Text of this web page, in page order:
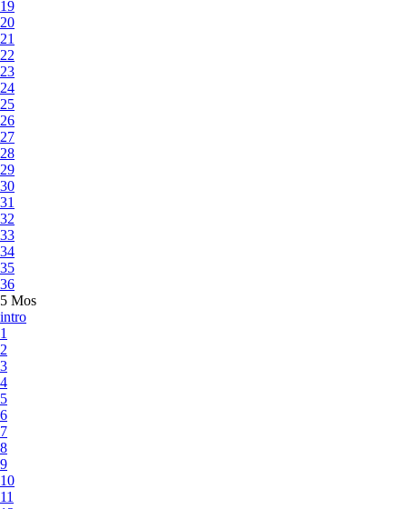
19
20
21
22
23
24
25
26
27
28
29
30
31
32
33
34
35
36
5 Mos
intro
1
2
3
4
5
6
7
8
9
10
11